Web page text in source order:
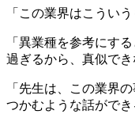
「この業界はこういう
「異業種を参考にす
過ぎるから、真似でき
「先生は、この業界
つかむような話ができ